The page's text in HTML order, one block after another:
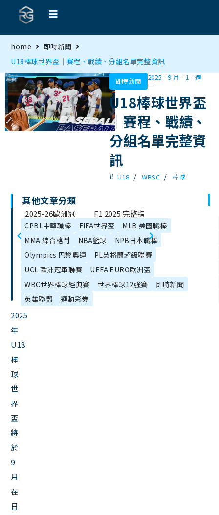
home
即時新聞
U18棒球世界盃｜賽程、戰績、分組名單完整資訊
即時新聞
2025 - 9 月 - 1 - 週
一
U18棒球世界盃
｜賽程、戰績、
分組名單完整資
訊
# U18 / WBSC / 棒球
文
章
目
錄
2025
年
U18
棒
球
世
界
盃
將
於
9
月
在
日
2025-26歐洲冠
軍聯賽賽程、
排名積分、轉
播全在這！
F1 2025 完整指
南：賽程表、
規則變動、戰
力與觀賽
其他文章分類
CPBL中華職棒 FIFA世界盃
MLB 美國職棒
MMA 綜合格鬥
NBA籃球
NPB日本職棒
Olympics 巴黎奧運
PL英格蘭超級聯賽
UCL 歐洲冠軍聯賽
UEFA EURO歐洲盃
WBC世界棒球經典賽
世界棒球12強賽
即時新聞
英雄聯盟
運動彩券